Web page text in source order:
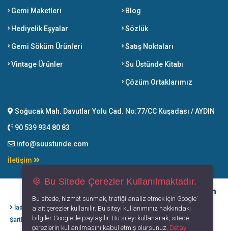
Gemi Maketleri
Hediyelik Eşyalar
Gemi Söküm Ürünleri
Vintage Ürünler
Blog
Sözlük
Satış Noktaları
Su Üstünde Kitabı
Çözüm Ortaklarımız
Soğucak Mah. Davutlar Yolu Cad. No:77/CC Kuşadası / AYDIN
90 539 934 80 83
info@suustunde.com
İletişim
İade İptal
Şartları
Kişisel Verilerin
Korunması
Gizlilik
Politikası
Kullanım
Koşulları
🍪 Bu Sitede Çerezler Kullanılmaktadır.
Bu sitede, hizmet sunmak, trafiği analiz etmek için Google´
a ait çerezler kullanılır. Bu siteyi kullanımınız hakkındaki
bilgiler Google ile paylaşılır. Bu siteyi kullanarak, sitede
çerezlerin kullanılmasını kabul etmiş olursunuz. Detay